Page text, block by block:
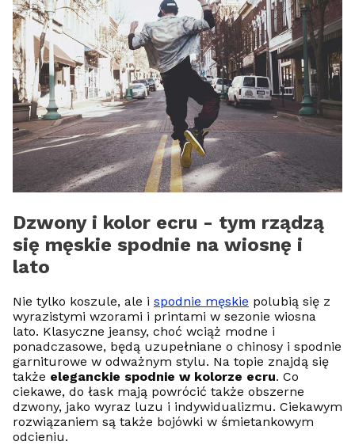
Dzwony i kolor ecru - tym rządzą
się męskie spodnie na wiosnę i
lato
Nie tylko koszule, ale i spodnie męskie polubią się z
wyrazistymi wzorami i printami w sezonie wiosna
lato. Klasyczne jeansy, choć wciąż modne i
ponadczasowe, będą uzupełniane o chinosy i spodnie
garniturowe w odważnym stylu. Na topie znajdą się
także eleganckie spodnie w kolorze ecru. Co
ciekawe, do łask mają powrócić także obszerne
dzwony, jako wyraz luzu i indywidualizmu. Ciekawym
rozwiązaniem są także bojówki w śmietankowym
odcieniu.